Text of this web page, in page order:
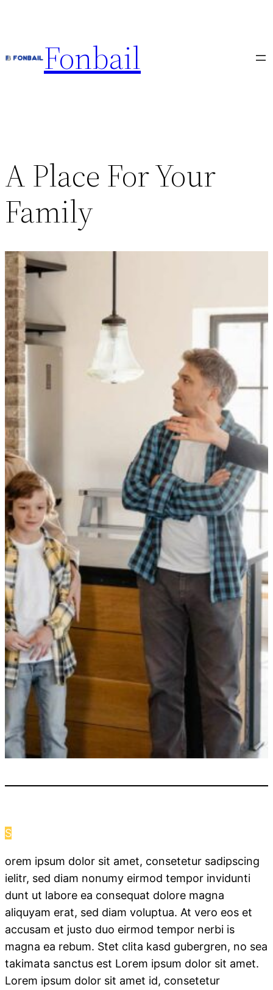
Fonbail
A Place For Your
Family
S
orem ipsum dolor sit amet, consetetur sadipscing
ielitr, sed diam nonumy eirmod tempor invidunti
dunt ut labore ea consequat dolore magna
aliquyam erat, sed diam voluptua. At vero eos et
accusam et justo duo eirmod tempor nerbi is
magna ea rebum. Stet clita kasd gubergren, no sea
takimata sanctus est Lorem ipsum dolor sit amet.
Lorem ipsum dolor sit amet id, consetetur